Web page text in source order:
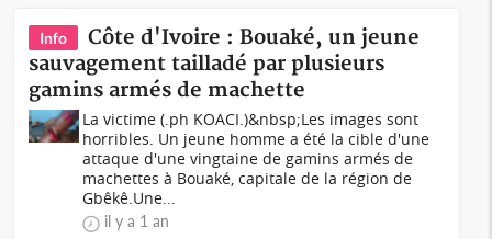
Info
Côte d'Ivoire : Bouaké, un jeune
sauvagement tailladé par plusieurs
gamins armés de machette
La victime (.ph KOACI.)&nbsp;Les images sont
horribles. Un jeune homme a été la cible d'une
attaque d'une vingtaine de gamins armés de
machettes à Bouaké, capitale de la région de
Gbêkê.Une...
il y a 1 an